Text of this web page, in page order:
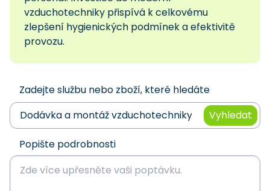
vzduchotechniky přispívá k celkovému
zlepšení hygienických podmínek a efektivitě
provozu.
Zadejte službu nebo zboží, které hledáte
Vyhledat
Popište podrobnosti